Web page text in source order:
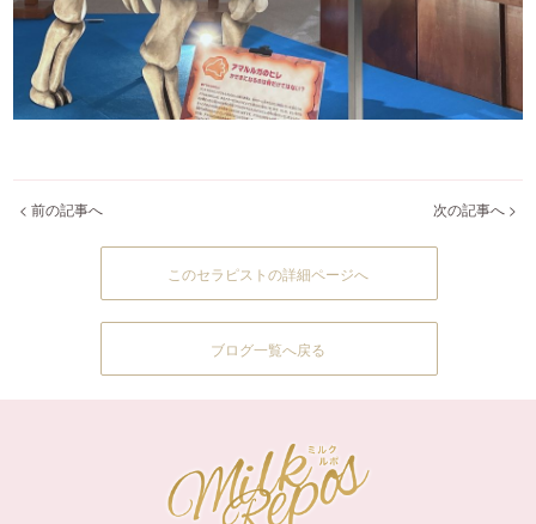
< 前の記事へ 次の記事へ >
このセラピストの詳細ページへ
ブログ一覧へ戻る